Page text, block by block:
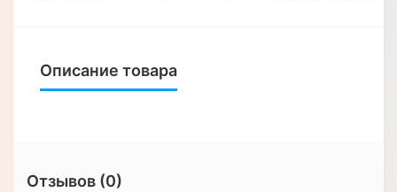
Описание товара
Отзывов (0)